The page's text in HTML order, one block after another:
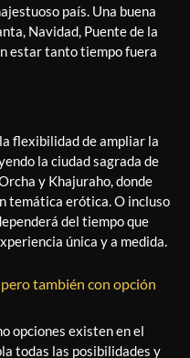
país. Una buena
Navidad, Puente de la
estar tanto tiempo fuera
flexibilidad de ampliar la
la ciudad sagrada de
y Khajuraho, donde
temática erótica. O incluso
del tiempo que
única y a medida.
también con opción
opciones existen en el
todas las posibilidades y